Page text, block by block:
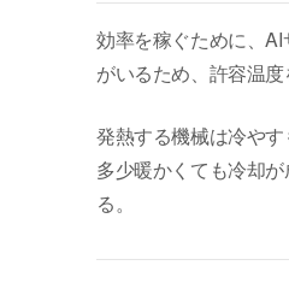
効率を稼ぐために、
がいるため、許容温
発熱する機械は冷や
多少暖かくても冷却
る。